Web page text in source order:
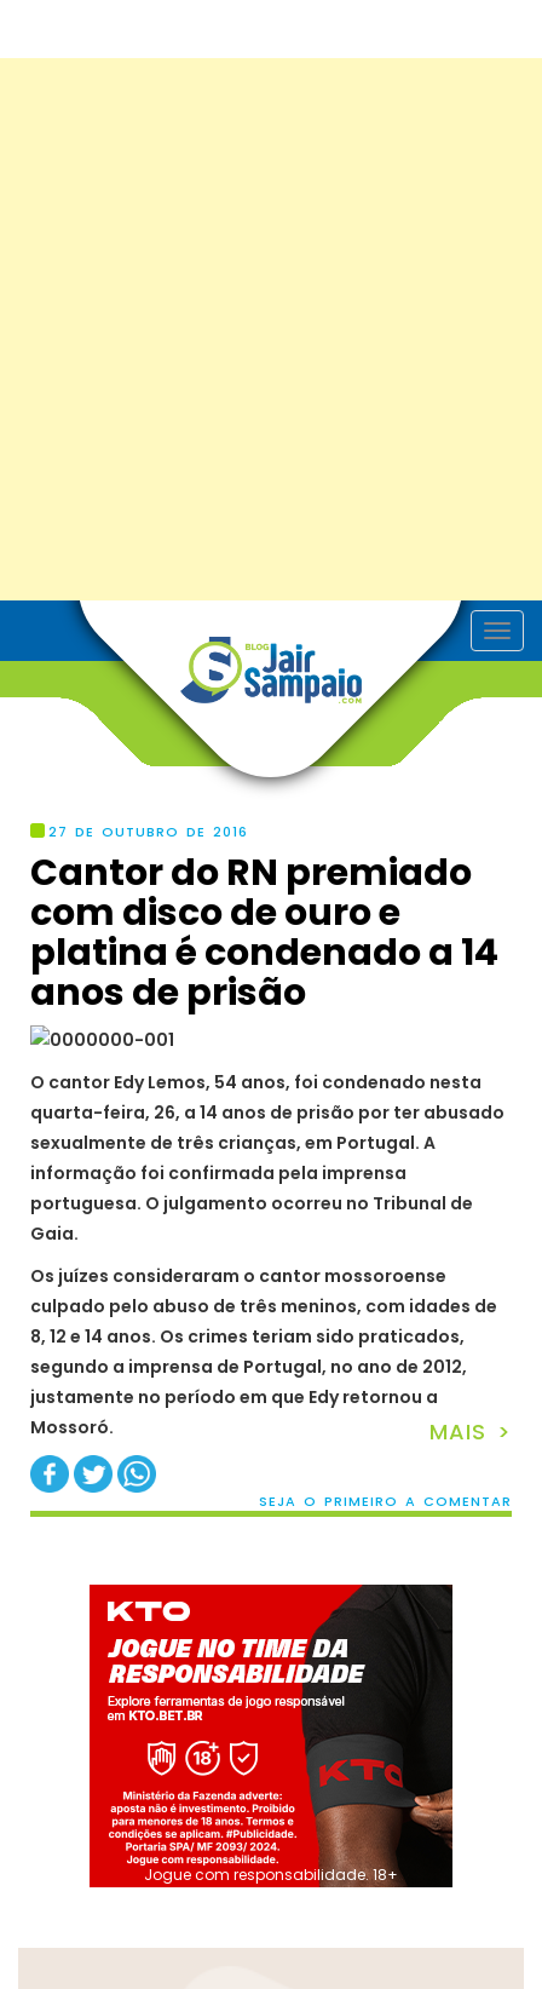
T
o
27 DE OUTUBRO DE 2016
Cantor do RN premiado
com disco de ouro e
platina é condenado a 14
anos de prisão
O cantor Edy Lemos, 54 anos, foi condenado nesta
quarta-feira, 26, a 14 anos de prisão por ter abusado
sexualmente de três crianças, em Portugal. A
informação foi confirmada pela imprensa
portuguesa. O julgamento ocorreu no Tribunal de
Gaia.
Os juízes consideraram o cantor mossoroense
culpado pelo abuso de três meninos, com idades de
8, 12 e 14 anos. Os crimes teriam sido praticados,
segundo a imprensa de Portugal, no ano de 2012,
justamente no período em que Edy retornou a
Mossoró.
MAIS >
SEJA O PRIMEIRO A COMENTAR
Jogue com responsabilidade. 18+